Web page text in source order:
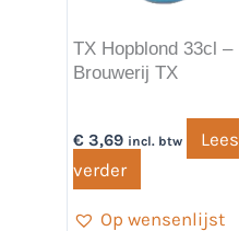
TX Hopblond 33cl –
Brouwerij TX
€ 3,69 incl. btw
Lees
verder
Op wensenlijst